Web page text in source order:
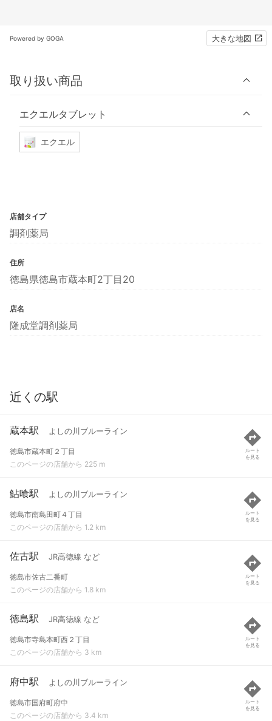
Powered by GOGA 大きな地図
取り扱い商品
エクエルタブレット
エクエル
店舗タイプ
調剤薬局
住所
徳島県徳島市蔵本町2丁目20
店名
隆成堂調剤薬局
近くの駅
蔵本駅 よしの川ブルーライン
徳島市蔵本町２丁目
このページの店舗から 225 m
ルート
を見る
鮎喰駅 よしの川ブルーライン
徳島市南島田町４丁目
このページの店舗から 1.2 km
ルート
を見る
佐古駅 JR高徳線 など
徳島市佐古二番町
このページの店舗から 1.8 km
ルート
を見る
徳島駅 JR高徳線 など
徳島市寺島本町西２丁目
このページの店舗から 3 km
ルート
を見る
府中駅 よしの川ブルーライン
徳島市国府町府中
このページの店舗から 3.4 km
ルート
を見る